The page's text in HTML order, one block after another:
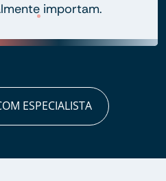
importam.
ESPECIALISTA